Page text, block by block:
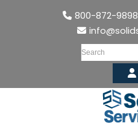
800-872-
Search